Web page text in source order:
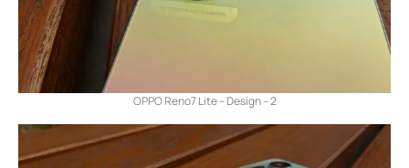
OPPO Reno7 Lite – Design – 2